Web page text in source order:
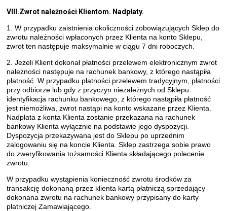
VIII.Zwrot należności Klientom. Nadpłaty.
1. W przypadku zaistnienia okoliczności zobowiązujących Sklep do
zwrotu należności wpłaconych przez Klienta na konto Sklepu,
zwrot ten następuje maksymalnie w ciągu 7 dni roboczych.
2. Jeżeli Klient dokonał płatności przelewem elektronicznym zwrot
należności następuje na rachunek bankowy, z którego nastąpiła
płatność. W przypadku płatności przelewem tradycyjnym, płatności
przy odbiorze lub gdy z przyczyn niezależnych od Sklepu
identyfikacja rachunku bankowego, z którego nastąpiła płatność
jest niemożliwa, zwrot nastąpi na konto wskazane przez Klienta.
Nadpłata z konta Klienta zostanie przekazana na rachunek
bankowy Klienta wyłącznie na podstawie jego dyspozycji.
Dyspozycja przekazywana jest do Sklepu po uprzednim
zalogowaniu się na koncie Klienta. Sklep zastrzega sobie prawo
do zweryfikowania tożsamości Klienta składającego polecenie
zwrotu.
W przypadku wystąpienia konieczność zwrotu środków za
transakcję dokonaną przez klienta kartą płatniczą sprzedający
dokonana zwrotu na rachunek bankowy przypisany do karty
płatniczej Zamawiającego.